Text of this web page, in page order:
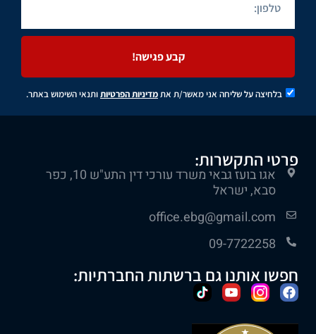
בלחיצה על שליחה אני מאשר/ת אתמדיניות הפרטיותותנאי השימוש באתר.
קבע פגישה!
פרטי התקשרות:
אגו בועז גבאי משרד עורכי דין התע"ש 10, כפר
סבא, ישראל
office.ebg@gmail.com
09-7722258
חפשו אותנו גם ברשתות החברתיות: